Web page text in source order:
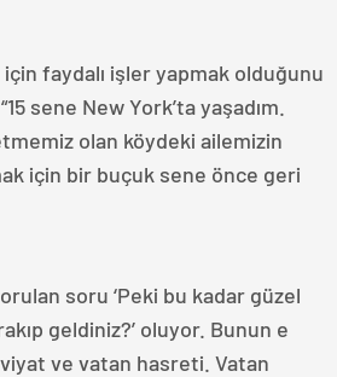
için faydalı işler yapmak olduğunu
sene New York’ta yaşadım.
olan köydeki ailemizin
için bir buçuk sene önce geri
soru ‘Peki bu kadar güzel
geldiniz?’ oluyor. Bunun e
ve vatan hasreti. Vatan